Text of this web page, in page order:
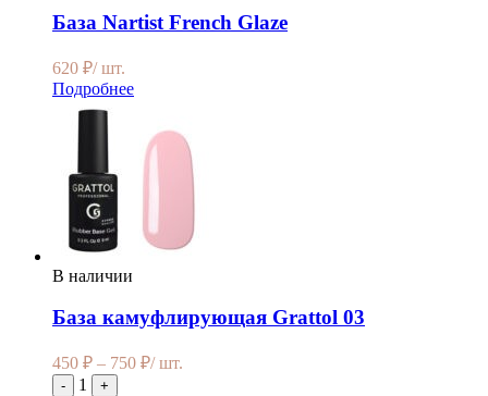
База Nartist French Glaze
620 ₽/ шт.
Подробнее
В наличии
База камуфлирующая Grattol 03
450 ₽ – 750 ₽/ шт.
- 1 +